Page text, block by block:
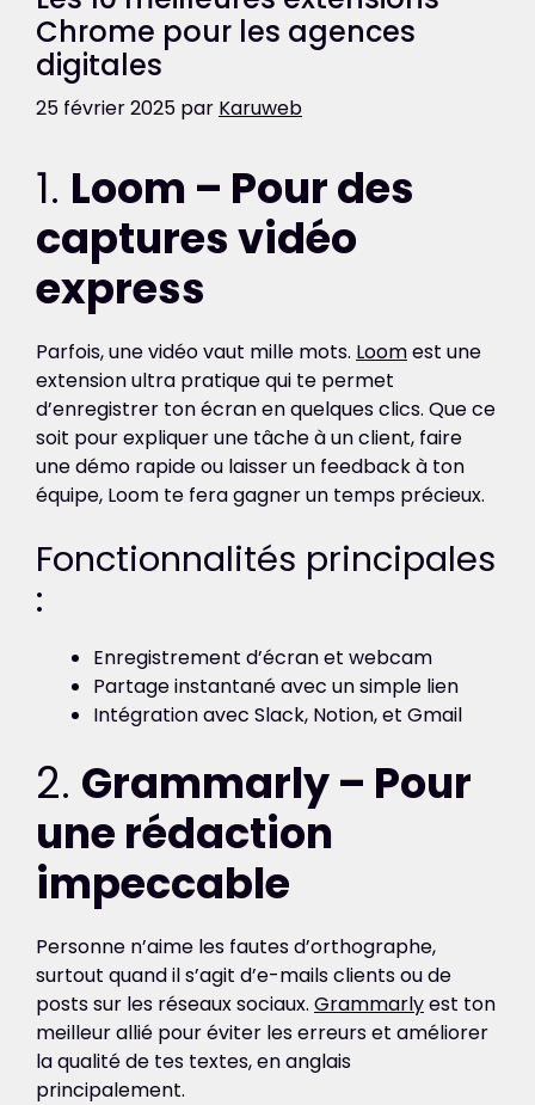
Chrome pour les agences
digitales
25 février 2025 par Karuweb
1. Loom – Pour des
captures vidéo
express
Parfois, une vidéo vaut mille mots. Loomest une
extension ultra pratique qui te permet
d’enregistrer ton écran en quelques clics. Que ce
soit pour expliquer une tâche à un client, faire
une démo rapide ou laisser un feedback à ton
équipe, Loom te fera gagner un temps précieux.
Fonctionnalités principales
:
Enregistrement d’écran et webcam
Partage instantané avec un simple lien
Intégration avec Slack, Notion, et Gmail
2. Grammarly – Pour
une rédaction
impeccable
Personne n’aime les fautes d’orthographe,
surtout quand il s’agit d’e-mails clients ou de
posts sur les réseaux sociaux. Grammarlyest ton
meilleur allié pour éviter les erreurs et améliorer
la qualité de tes textes, en anglais
principalement.